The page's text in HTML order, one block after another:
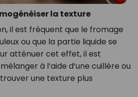
la texture
il est fréquent que le fromage
ou que la partie liquide se
atténuer cet effet, il est
à l’aide d’une cuillère ou
une texture plus